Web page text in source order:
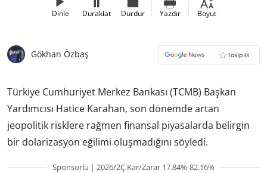
Dinle Duraklat Durdur Yazdır Boyut
Gökhan Özbaş
Türkiye Cumhuriyet Merkez Bankası (TCMB) Başkan
Yardımcısı Hatice Karahan, son dönemde artan
jeopolitik risklere rağmen finansal piyasalarda belirgin
bir dolarizasyon eğilimi oluşmadığını söyledi.
Sponsorlu | 2026/2Ç Kar/Zarar 17.84%-82.16%